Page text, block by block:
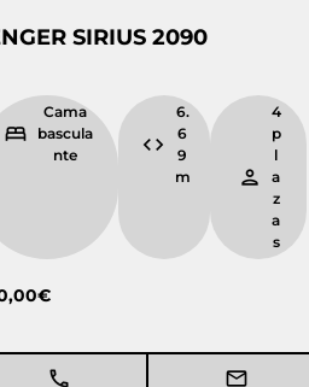
SIRIUS 2090
Cama
bascula
nte
6.
6
9
m
4
p
l
a
z
a
s
€